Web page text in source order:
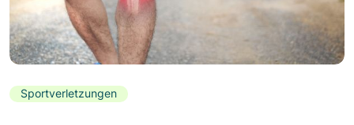
Sportverletzungen